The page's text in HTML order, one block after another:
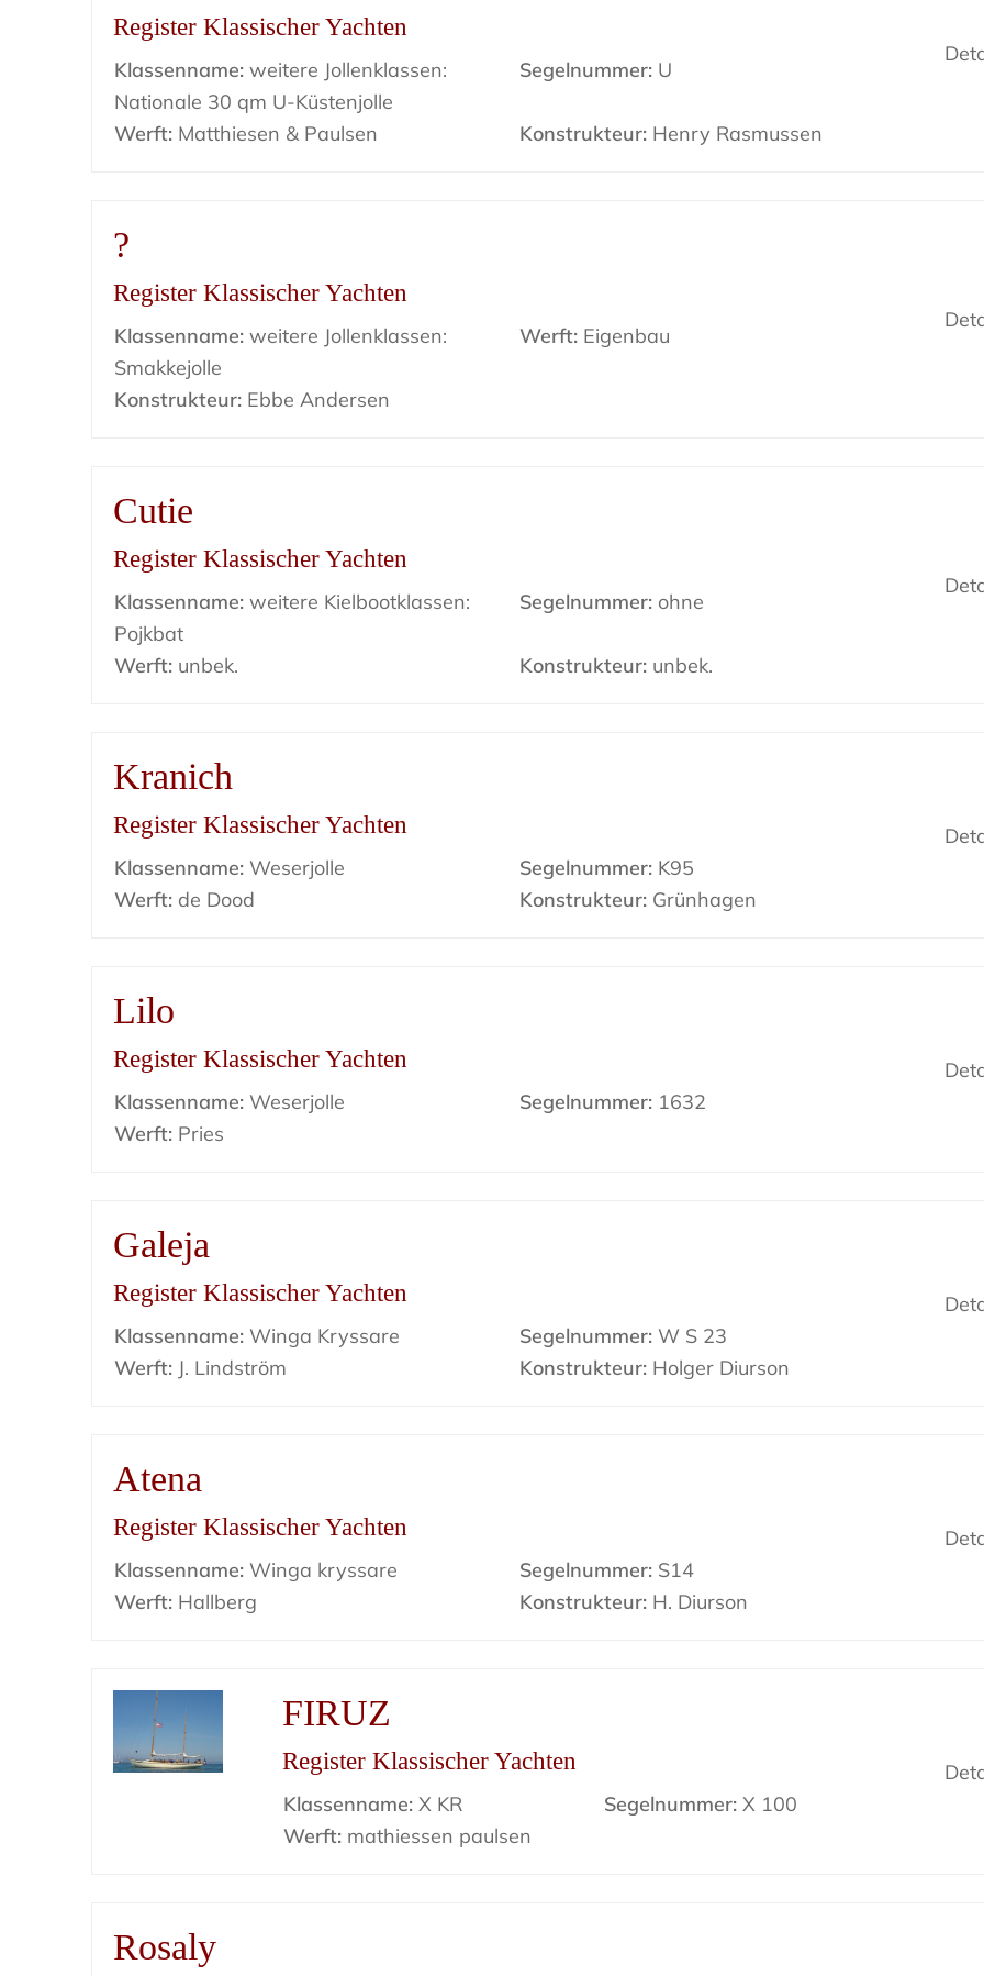
Register Klassischer Yachten
Klassenname: weitere Jollenklassen:
Nationale 30 qm U-Küstenjolle
Segelnummer:U
Werft: Matthiesen & Paulsen Konstrukteur:Henry Rasmussen
?
Register Klassischer Yachten
Klassenname: weitere Jollenklassen:
Smakkejolle
Werft:Eigenbau
Konstrukteur: Ebbe Andersen
Cutie
Register Klassischer Yachten
Klassenname: weitere Kielbootklassen:
Pojkbat
Segelnummer:ohne
Werft: unbek. Konstrukteur:unbek.
Kranich
Register Klassischer Yachten
Klassenname: Weserjolle Segelnummer:K95
Werft: de Dood Konstrukteur:Grünhagen
Lilo
Register Klassischer Yachten
Klassenname: Weserjolle Segelnummer:1632
Werft: Pries
Galeja
Register Klassischer Yachten
Klassenname: Winga Kryssare Segelnummer:W S 23
Werft: J. Lindström Konstrukteur:Holger Diurson
Atena
Register Klassischer Yachten
Klassenname: Winga kryssare Segelnummer:S14
Werft: Hallberg Konstrukteur:H. Diurson
FIRUZ
Register Klassischer Yachten
Klassenname: X KR Segelnummer:X 100
Werft: mathiessen paulsen
Rosaly